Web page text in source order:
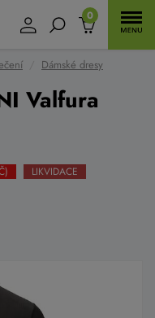
0
Dámské dresy
Valfura
LIKVIDACE